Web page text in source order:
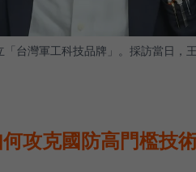
台灣軍工科技品牌」。採訪當日，
攻克國防高門檻技